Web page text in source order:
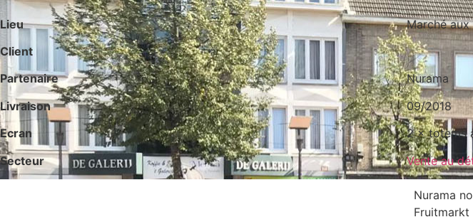
Lieu
Marché
Client
Partenaire
Nurama
Livraison
09/2018
Ecran
2 × totems
Secteur
Vente au
Nurama
Fruitmarkt